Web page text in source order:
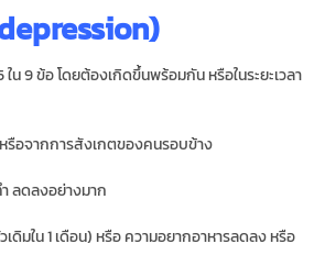
9 ข้อ โดยต้องเกิดขึ้นพร้อมกัน หรือในระยะเวลา
รือจากการสังเกตของคนรอบข้าง
ลดลงอย่างมาก
มใน 1 เดือน) หรือ ความอยากอาหารลดลง หรือ